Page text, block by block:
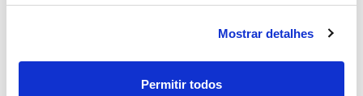
Mostrar detalhes
Permitir todos